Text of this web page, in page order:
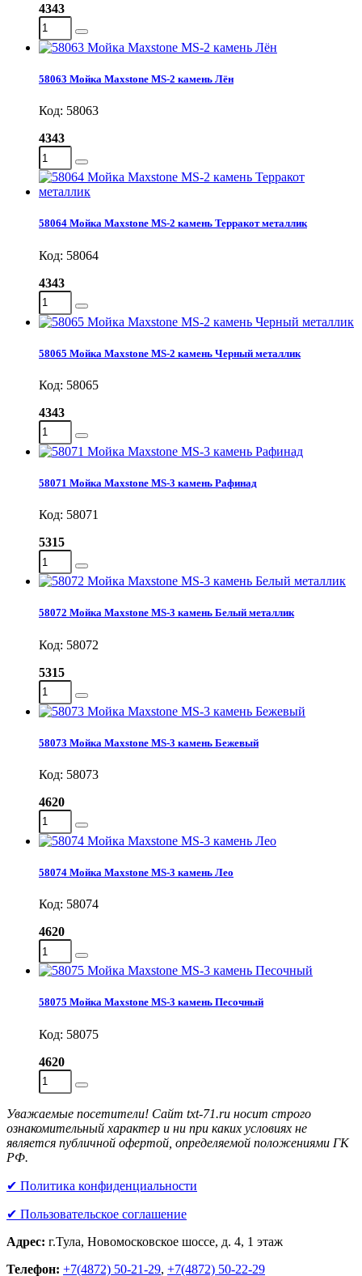
4343
58063 Мойка Maxstone MS-2 камень Лён
Код: 58063
4343
58064 Мойка Maxstone MS-2 камень Терракот металлик
Код: 58064
4343
58065 Мойка Maxstone MS-2 камень Черный металлик
Код: 58065
4343
58071 Мойка Maxstone MS-3 камень Рафинад
Код: 58071
5315
58072 Мойка Maxstone MS-3 камень Белый металлик
Код: 58072
5315
58073 Мойка Maxstone MS-3 камень Бежевый
Код: 58073
4620
58074 Мойка Maxstone MS-3 камень Лео
Код: 58074
4620
58075 Мойка Maxstone MS-3 камень Песочный
Код: 58075
4620
Уважаемые посетители! Сайт txt-71.ru носит строго
ознакомительный характер и ни при каких условиях не
является публичной офертой, определяемой положениями ГК
РФ.
✔ Политика конфиденциальности
✔ Пользовательское соглашение
Адрес: г.Тула, Новомосковское шоссе, д. 4, 1 этаж
Телефон: +7(4872) 50-21-29, +7(4872) 50-22-29